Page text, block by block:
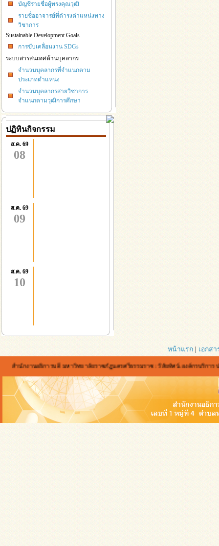
บัญชีรายชื่อผู้ทรงคุณวุฒิ
รายชื่ออาจารย์ที่ดำรงตำแหน่งทาง
วิชาการ
Sustainable Development Goals
การขับเคลื่อนงาน SDGs
ระบบสารสนเทศด้านบุคลากร
จำนวนบุคลากรที่จำแนกตาม
ประเภทตำแหน่ง
จำนวนบุคลากรสายวิชาการ
จำแนกตามวุฒิการศึกษา
ปฏิทินกิจกรรม
ส.ค. 69
08
ส.ค. 69
09
ส.ค. 69
10
หน้าแรก| เอกส
นักงานอธิการบดี มหาวิทยาลัยราชภัฏนครศรีธรรมราช : วิสัยทัศน์ องค์กรบริการ ประ